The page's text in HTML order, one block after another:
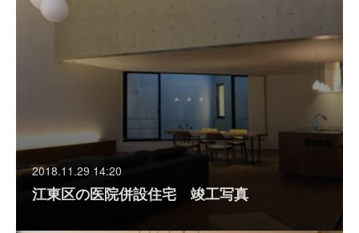
2018.11.29 14:20
江東区の医院併設住宅 竣工写真